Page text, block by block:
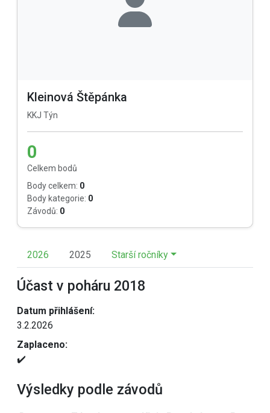
Kleinová Štěpánka
KKJ Týn
0
Celkem bodů
Body celkem: 0
Body kategorie: 0
Závodů: 0
2026 2025 Starší ročníky
Účast v poháru 2018
Datum přihlášení:
3.2.2026
Zaplaceno:
✔️
Výsledky podle závodů